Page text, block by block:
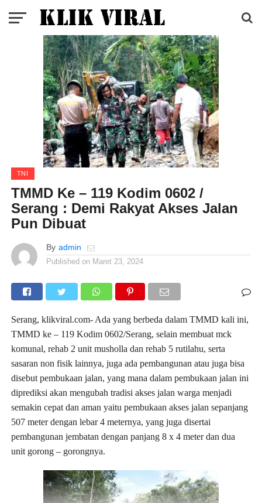
TNI
TMMD Ke – 119 Kodim 0602 /
Serang : Demi Rakyat Akses Jalan
Pun Dibuat
By admin
Published on Maret 23, 2024
Serang, klikviral.com- Ada yang berbeda dalam TMMD kali ini,
TMMD ke – 119 Kodim 0602/Serang, selain membuat mck
komunal, rehab 2 unit musholla dan rehab 5 rutilahu, serta
sasaran non fisik lainnya, juga ada pembangunan atau juga bisa
disebut pembukaan jalan, yang mana dalam pembukaan jalan ini
diprediksi akan mengubah tradisi akses jalan warga menjadi
semakin cepat dan aman yaitu pembukaan akses jalan sepanjang
507 meter dengan lebar 4 meternya, yang juga disertai
pembangunan jembatan dengan panjang 8 x 4 meter dan dua
unit gorong – gorongnya.